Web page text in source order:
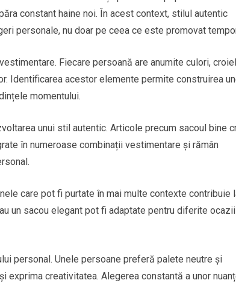
constant haine noi. În acest context, stilul autentic
personale, nu doar pe ceea ce este promovat
Fiecare persoană are anumite culori,
Identificarea acestor elemente permite construirea
momentului.
unui stil autentic. Articole precum sacoul bine
în numeroase combinații vestimentare și rămân
care pot fi purtate în mai multe contexte contribuie
un sacou elegant pot fi adaptate pentru diferite ocazii
personal. Unele persoane preferă palete neutre și
creativitatea. Alegerea constantă a unor